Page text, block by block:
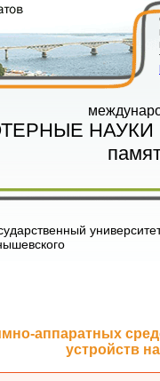
аппаратных
устройств